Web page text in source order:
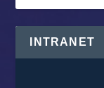
INTRANET